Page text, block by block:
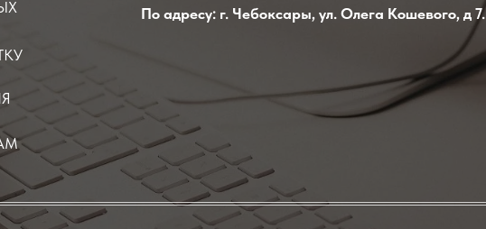
По адресу: г. Чебоксары, ул. Олега Кошевого, д 7.